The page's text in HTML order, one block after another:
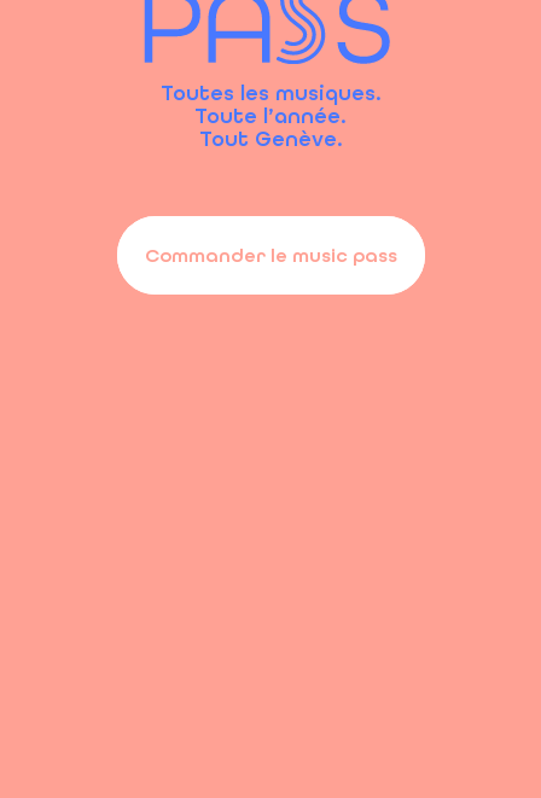
Toutes les musiques.
Toute l’année.
Tout Genève.
Commander le music pass